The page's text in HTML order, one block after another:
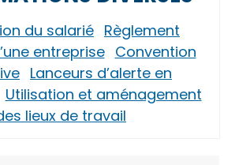
du salarié Règlement
entreprise Convention
Lanceurs d’alerte en
Utilisation et aménagement
lieux de travail